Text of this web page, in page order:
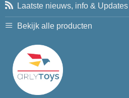
Laatste nieuws, info & Updates
Bekijk alle producten